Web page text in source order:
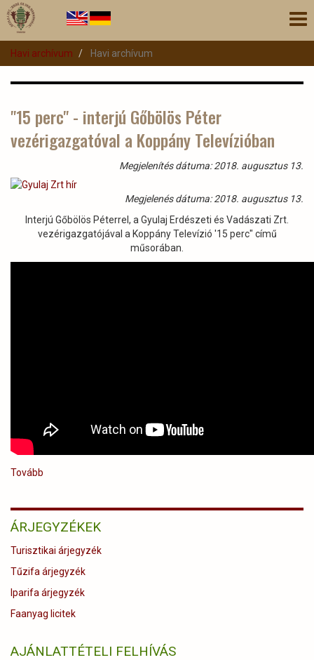
Ugrás
tartalomra
Havi archívum
Havi archívum
"15 perc" - interjú Gőbölös Péter
vezérigazgatóval a Koppány Televízióban
Megjelenítés dátuma: 2018. augusztus 13.
Megjelenés dátuma: 2018. augusztus 13.
Interjú Gőbölös Péterrel, a Gyulaj Erdészeti és Vadászati Zrt.
vezérigazgatójával a Koppány Televízió '15 perc" című
műsorában.
Tovább
Gőbölös
vezérigazgatóval
a
Televízióban)
ÁRJEGYZÉKEK
Turisztikai árjegyzék
Tűzifa árjegyzék
Iparifa árjegyzék
Faanyag licitek
AJÁNLATTÉTELI FELHÍVÁS